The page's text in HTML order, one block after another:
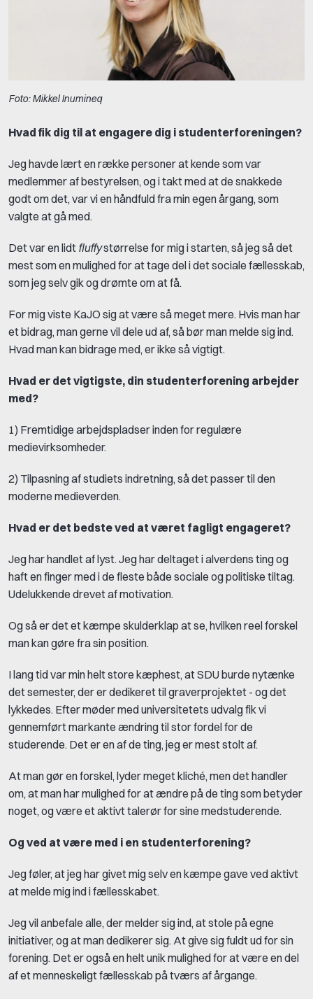
Foto: Mikkel Inumineq
Hvad fik dig til at engagere dig i studenterforeningen?
Jeg havde lært en række personer at kende som var
medlemmer af bestyrelsen, og i takt med at de snakkede
godt om det, var vi en håndfuld fra min egen årgang, som
valgte at gå med.
Det var en lidt fluffystørrelse for mig i starten, så jeg så det
mest som en mulighed for at tage del i det sociale fællesskab,
som jeg selv gik og drømte om at få.
For mig viste KaJO sig at være så meget mere. Hvis man har
et bidrag, man gerne vil dele ud af, så bør man melde sig ind.
Hvad man kan bidrage med, er ikke så vigtigt.
Hvad er det vigtigste, din studenterforening arbejder
med?
1) Fremtidige arbejdspladser inden for regulære
medievirksomheder.
2) Tilpasning af studiets indretning, så det passer til den
moderne medieverden.
Hvad er det bedste ved at været fagligt engageret?
Jeg har handlet af lyst. Jeg har deltaget i alverdens ting og
haft en finger med i de fleste både sociale og politiske tiltag.
Udelukkende drevet af motivation.
Og så er det et kæmpe skulderklap at se, hvilken reel forskel
man kan gøre fra sin position.
I lang tid var min helt store kæphest, at SDU burde nytænke
det semester, der er dedikeret til graverprojektet - og det
lykkedes. Efter møder med universitetets udvalg fik vi
gennemført markante ændring til stor fordel for de
studerende. Det er en af de ting, jeg er mest stolt af.
At man gør en forskel, lyder meget kliché, men det handler
om, at man har mulighed for at ændre på de ting som betyder
noget, og være et aktivt talerør for sine medstuderende.
Og ved at være med i en studenterforening?
Jeg føler, at jeg har givet mig selv en kæmpe gave ved aktivt
at melde mig ind i fællesskabet.
Jeg vil anbefale alle, der melder sig ind, at stole på egne
initiativer, og at man dedikerer sig. At give sig fuldt ud for sin
forening. Det er også en helt unik mulighed for at være en del
af et menneskeligt fællesskab på tværs af årgange.